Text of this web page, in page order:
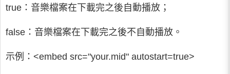
true：音樂檔案在下載完之後自動播放；
false：音樂檔案在下載完之後不自動播放。
示例：<embed src="your.mid" autostart=true>